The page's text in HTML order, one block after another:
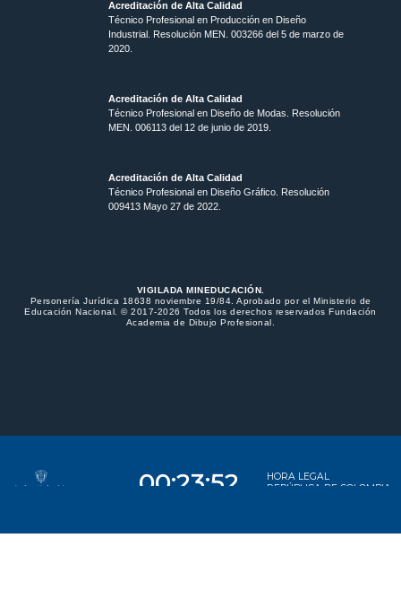
Acreditación de Alta Calidad
Técnico Profesional en Producción en Diseño
Industrial. Resolución MEN. 003266 del 5 de marzo de
2020.
Acreditación de Alta Calidad
Técnico Profesional en Diseño de Modas. Resolución
MEN. 006113 del 12 de junio de 2019.
Acreditación de Alta Calidad
Técnico Profesional en Diseño Gráfico. Resolución
009413 Mayo 27 de 2022.
VIGILADA MINEDUCACIÓN.
Personería Jurídica 18638 noviembre 19/84. Aprobado por el Ministerio de
Educación Nacional. © 2017-2026 Todos los derechos reservados Fundación
Academia de Dibujo Profesional.